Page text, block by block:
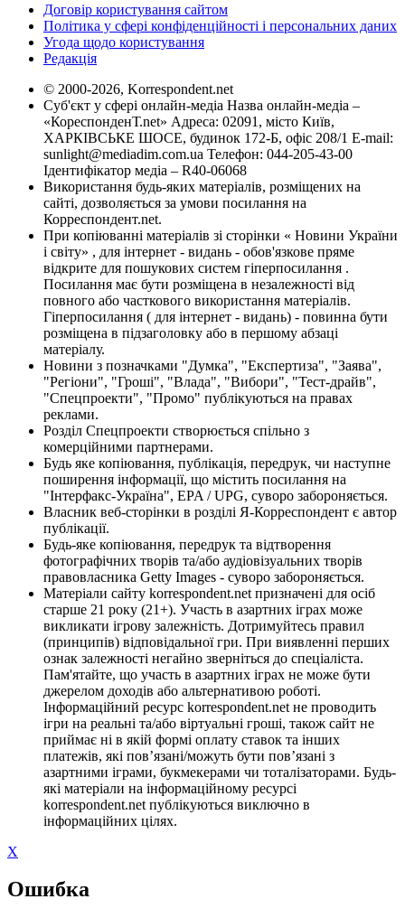
Договір користування сайтом
Політика у сфері конфіденційності і персональних даних
Угода щодо користування
Редакція
© 2000-2026, Korrespondent.net
Суб'єкт у сфері онлайн-медіа Назва онлайн-медіа –
«КореспонденТ.net» Адреса: 02091, місто Київ,
ХАРКІВСЬКЕ ШОСЕ, будинок 172-Б, офіс 208/1 E-mail:
sunlight@mediadim.com.ua Телефон: 044-205-43-00
Ідентифікатор медіа – R40-06068
Використання будь-яких матеріалів, розміщених на
сайті, дозволяється за умови посилання на
Корреспондент.net.
При копіюванні матеріалів зі сторінки « Новини України
і світу» , для інтернет - видань - обов'язкове пряме
відкрите для пошукових систем гіперпосилання .
Посилання має бути розміщена в незалежності від
повного або часткового використання матеріалів.
Гіперпосилання ( для інтернет - видань) - повинна бути
розміщена в підзаголовку або в першому абзаці
матеріалу.
Новини з позначками "Думка", "Експертиза", "Заява",
"Регіони", "Гроші", "Влада", "Вибори", "Тест-драйв",
"Спецпроекти", "Промо" публікуються на правах
реклами.
Розділ Спецпроекти створюється спільно з
комерційними партнерами.
Будь яке копіювання, публікація, передрук, чи наступне
поширення інформації, що містить посилання на
"Інтерфакс-Україна", EPA / UPG, суворо забороняється.
Власник веб-сторінки в розділі Я-Корреспондент є автор
публікації.
Будь-яке копіювання, передрук та відтворення
фотографічних творів та/або аудіовізуальних творів
правовласника Getty Images - суворо забороняється.
Матеріали сайту korrespondent.net призначені для осіб
старше 21 року (21+). Участь в азартних іграх може
викликати ігрову залежність. Дотримуйтесь правил
(принципів) відповідальної гри. При виявленні перших
ознак залежності негайно зверніться до спеціаліста.
Пам'ятайте, що участь в азартних іграх не може бути
джерелом доходів або альтернативою роботі.
Інформаційний ресурс korrespondent.net не проводить
ігри на реальні та/або віртуальні гроші, також сайт не
приймає ні в якій формі оплату ставок та інших
платежів, які пов’язані/можуть бути пов’язані з
азартними іграми, букмекерами чи тоталізаторами. Будь-
які матеріали на інформаційному ресурсі
korrespondent.net публікуються виключно в
інформаційних цілях.
X
Ошибка